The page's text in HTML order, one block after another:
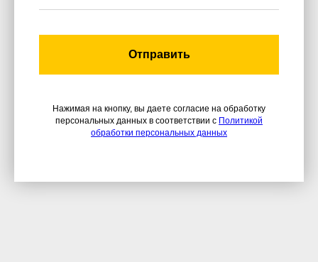
Отправить
Нажимая на кнопку, вы даете согласие на обработку
персональных данных в соответствии с Политикой
обработки персональных данных